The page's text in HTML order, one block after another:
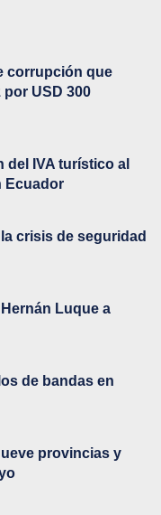
corrupción que
USD 300
del IVA turístico al
Ecuador
crisis de seguridad
Luque a
de bandas en
provincias y